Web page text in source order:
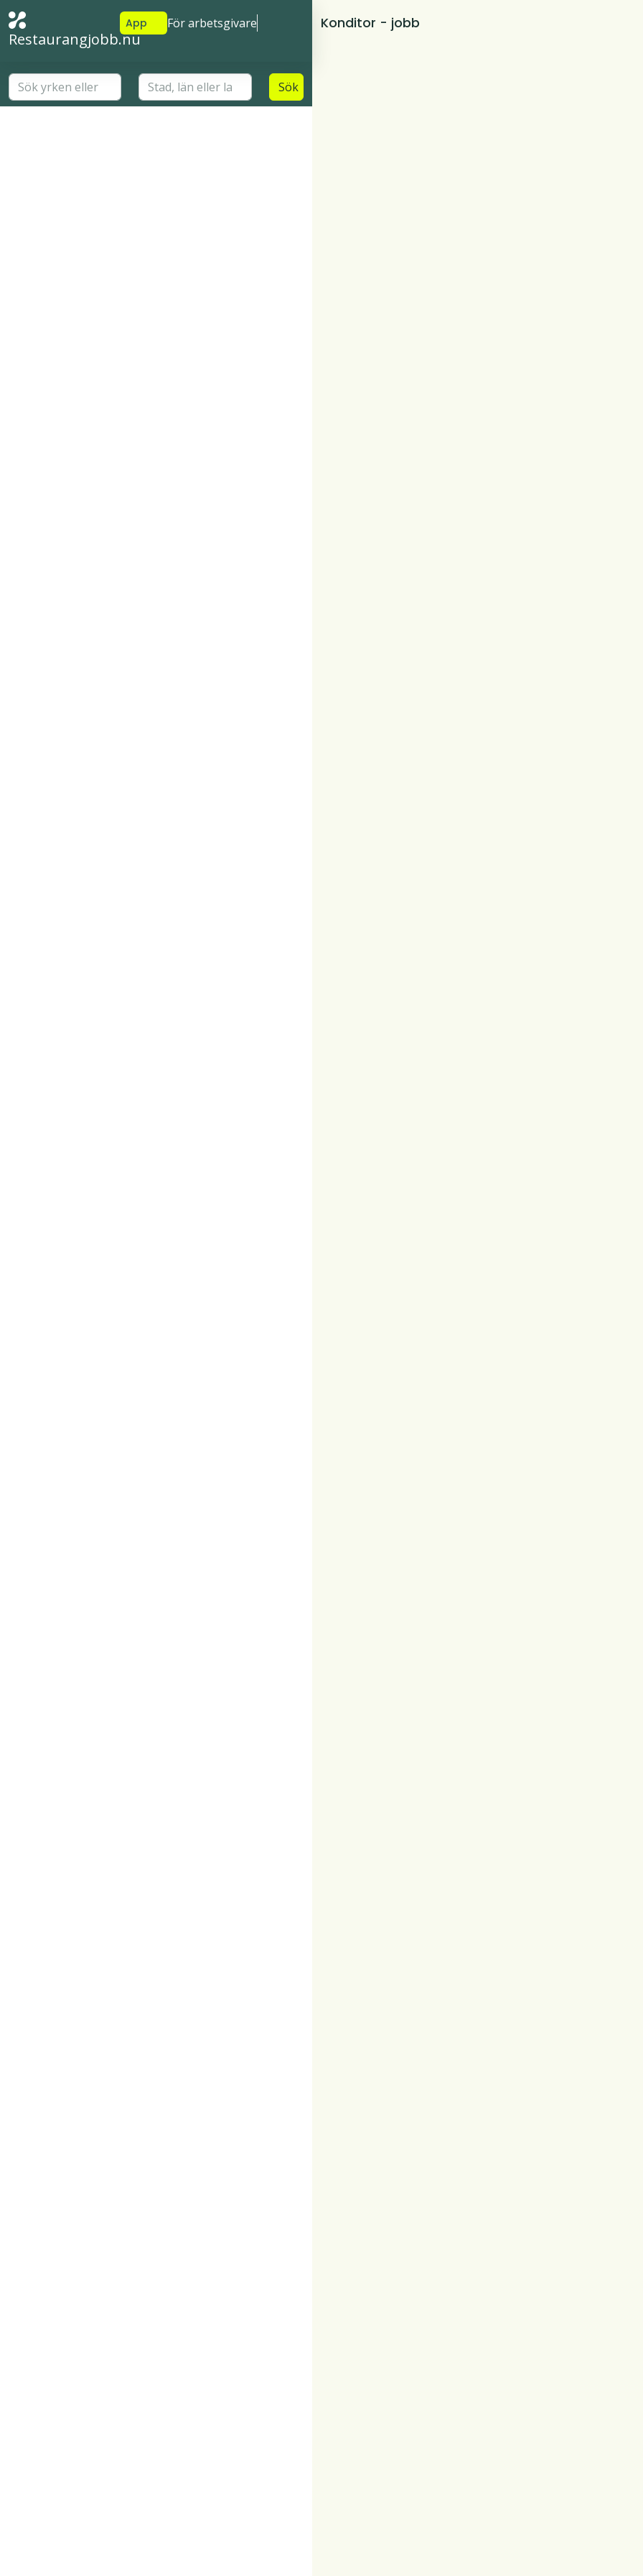
Restaurangjobb.nu
App För arbetsgivare
Sök
Konditor - jobb